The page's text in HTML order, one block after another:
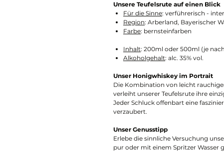
Unsere Teufelsrute auf einen Blick
Für die Sinne: verführerisch -
Region: Arberland, Bayerischer
Farbe: bernsteinfarben
Inhalt: 200ml oder 500ml (je
Alkoholgehalt: alc. 35% vol.
Unser Honigwhiskey im Portrait
Die Kombination von leicht
verleiht unserer Teufelsrute ihre
Jeder Schluck offenbart eine
verzaubert.
Unser Genusstipp
Erlebe die sinnliche Versuchung
pur oder mit einem Spritzer Wasser